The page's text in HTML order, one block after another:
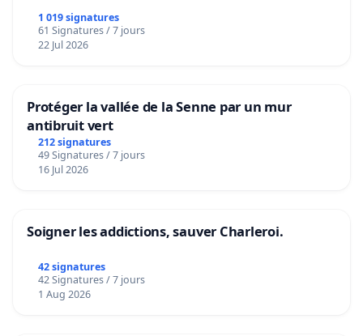
1 019 signatures
61 Signatures / 7 jours
22 Jul 2026
Protéger la vallée de la Senne par un mur
antibruit vert
212 signatures
49 Signatures / 7 jours
16 Jul 2026
Soigner les addictions, sauver Charleroi.
42 signatures
42 Signatures / 7 jours
1 Aug 2026